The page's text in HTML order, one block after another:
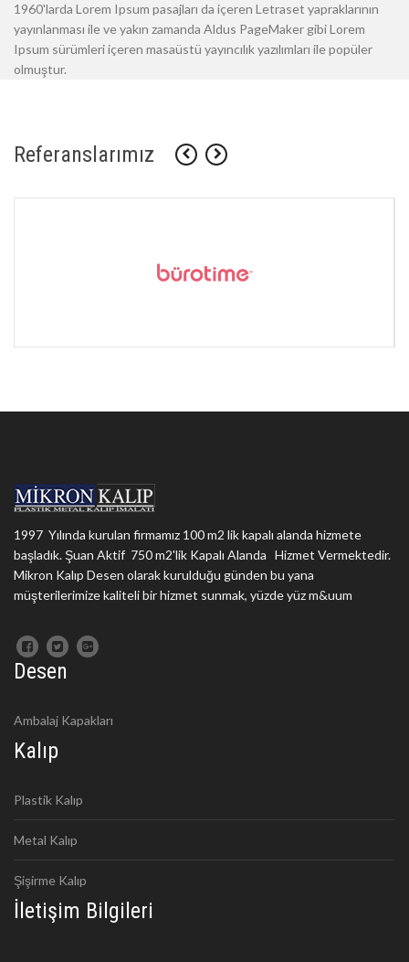
1960'larda Lorem Ipsum pasajları da içeren Letraset yapraklarının
yayınlanması ile ve yakın zamanda Aldus PageMaker gibi Lorem
Ipsum sürümleri içeren masaüstü yayıncılık yazılımları ile popüler
olmuştur.
Referanslarımız
1997 Yılında kurulan firmamız 100 m2 lik kapalı alanda hizmete
başladık. Şuan Aktif 750 m2'lik Kapalı Alanda Hizmet Vermektedir.
Mikron Kalıp Desen olarak kurulduğu günden bu yana
müşterilerimize kaliteli bir hizmet sunmak, yüzde yüz m&uum
Desen
Ambalaj Kapakları
Kalıp
Plastik Kalıp
Metal Kalıp
Şişirme Kalıp
İletişim Bilgileri